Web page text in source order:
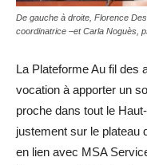
De gauche à droite, Florence
coordinatrice –et Carla Noguès,
La Plateforme Au fil des
vocation à apporter un
proche dans tout le
justement sur le plateau
en lien avec MSA